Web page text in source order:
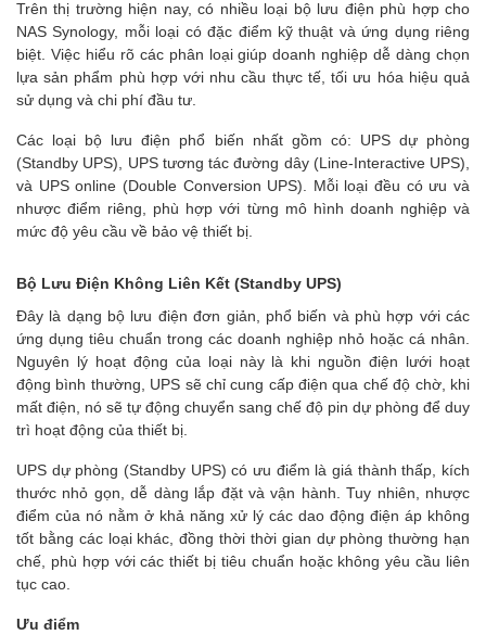
Trên thị trường hiện nay, có nhiều loại bộ lưu điện phù hợp cho
NAS Synology, mỗi loại có đặc điểm kỹ thuật và ứng dụng riêng
biệt. Việc hiểu rõ các phân loại giúp doanh nghiệp dễ dàng chọn
lựa sản phẩm phù hợp với nhu cầu thực tế, tối ưu hóa hiệu quả
sử dụng và chi phí đầu tư.
Các loại bộ lưu điện phổ biến nhất gồm có: UPS dự phòng
(Standby UPS), UPS tương tác đường dây (Line-Interactive UPS),
và UPS online (Double Conversion UPS). Mỗi loại đều có ưu và
nhược điểm riêng, phù hợp với từng mô hình doanh nghiệp và
mức độ yêu cầu về bảo vệ thiết bị.
Bộ Lưu Điện Không Liên Kết (Standby UPS)
Đây là dạng bộ lưu điện đơn giản, phổ biến và phù hợp với các
ứng dụng tiêu chuẩn trong các doanh nghiệp nhỏ hoặc cá nhân.
Nguyên lý hoạt động của loại này là khi nguồn điện lưới hoạt
động bình thường, UPS sẽ chỉ cung cấp điện qua chế độ chờ, khi
mất điện, nó sẽ tự động chuyển sang chế độ pin dự phòng để duy
trì hoạt động của thiết bị.
UPS dự phòng (Standby UPS) có ưu điểm là giá thành thấp, kích
thước nhỏ gọn, dễ dàng lắp đặt và vận hành. Tuy nhiên, nhược
điểm của nó nằm ở khả năng xử lý các dao động điện áp không
tốt bằng các loại khác, đồng thời thời gian dự phòng thường hạn
chế, phù hợp với các thiết bị tiêu chuẩn hoặc không yêu cầu liên
tục cao.
Ưu điểm